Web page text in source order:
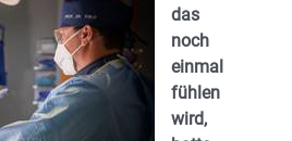
das
noch
einmal
fühlen
wird,